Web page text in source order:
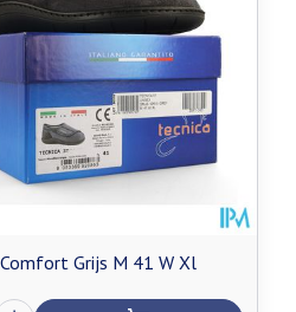
Grijs M 41 W Xl